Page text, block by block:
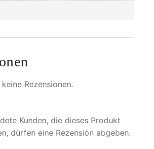
Rezensionen.
Kunden, die dieses Produkt
dürfen eine Rezension abgeben.